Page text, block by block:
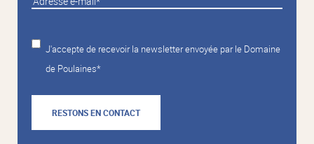
J'accepte de recevoir la newsletter envoyée par le Domaine
de Poulaines*
RESTONS EN CONTACT